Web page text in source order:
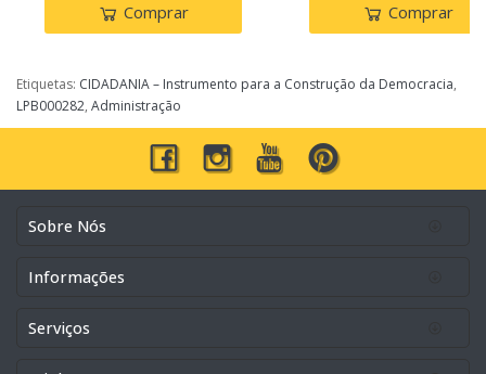
Comprar Comprar
Etiquetas: CIDADANIA – Instrumento para a Construção da Democracia,
LPB000282, Administração
Sobre Nós
Informações
Serviços